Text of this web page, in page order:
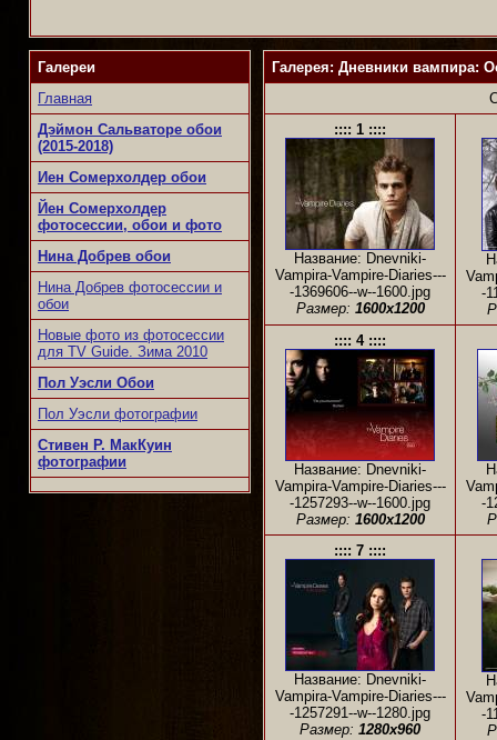
Галереи
Главная
Дэймон Сальваторе обои
(2015-2018)
Иен Сомерхолдер обои
Йен Сомерхолдер
фотосессии, обои и фото
Нина Добрев обои
Нина Добрев фотосессии и
обои
Новые фото из фотосессии
для TV Guide. Зима 2010
Пол Уэсли Обои
Пол Уэсли фотографии
Стивен Р. МакКуин
фотографии
Галерея: Дневники вампира:
:::: 1 ::::
Название: Dnevniki-
Vampira-Vampire-Diaries---
-1369606--w--1600.jpg
Размер: 1600x1200
-
:::: 4 ::::
Название: Dnevniki-
Vampira-Vampire-Diaries---
-1257293--w--1600.jpg
Размер: 1600x1200
-
:::: 7 ::::
Название: Dnevniki-
Vampira-Vampire-Diaries---
-1257291--w--1280.jpg
Размер: 1280x960
-